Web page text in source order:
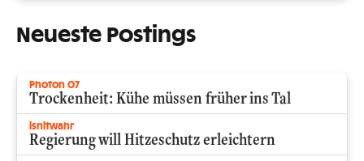
Neueste Postings
Photon 07
Trockenheit: Kühe müssen früher ins Tal
isnitwahr
Regierung will Hitzeschutz erleichtern